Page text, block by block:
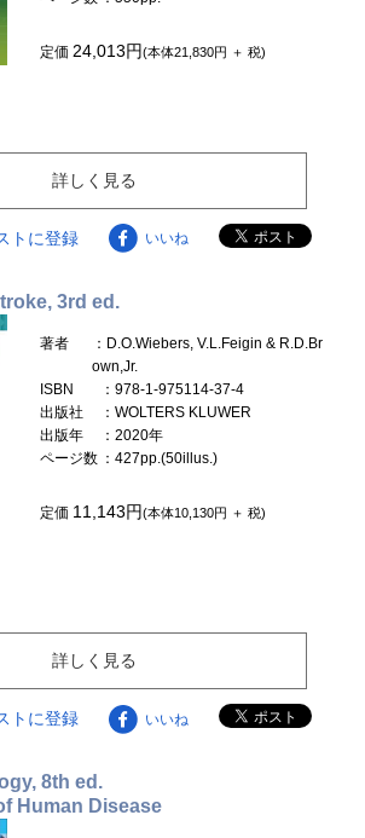
定価24,013円(本体21,830円 ＋ 税)
詳しく見る
トに登録 いいね
3rd ed.
著者
：D.O.Wiebers, V.L.Feigin & R.D.Br
own,Jr.
ISBN
：978-1-975114-37-4
出版社
：WOLTERS KLUWER
出版年
：2020年
ページ数 ：427pp.(50illus.)
定価 11,143円(本体10,130円 ＋ 税)
詳しく見る
トに登録 いいね
8th ed.
Human Disease